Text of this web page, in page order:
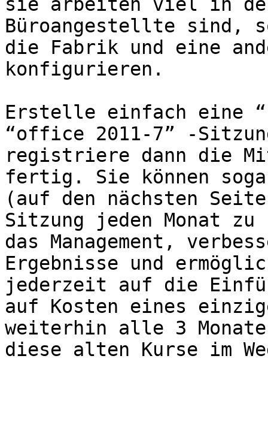
Büroangestellte sind,
die Fabrik und eine
konfigurieren.
Erstelle einfach eine
“office 2011-7” -
registriere dann die
fertig. Sie können
(auf den nächsten
Sitzung jeden Monat
das Management,
Ergebnisse und
jederzeit auf die
auf Kosten eines
weiterhin alle 3